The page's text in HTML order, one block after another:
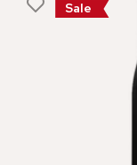
Sale